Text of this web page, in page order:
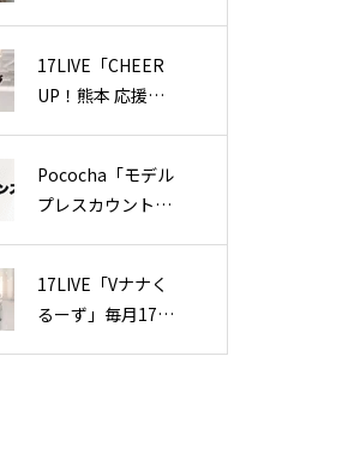
17LIVE「CHEER
UP！熊本 応援コ
被災地への応援を
表明
Pococha「モデル
プレスカウントダ
デビューのチャン
ス
17LIVE「Vナナく
るーず」毎月17日